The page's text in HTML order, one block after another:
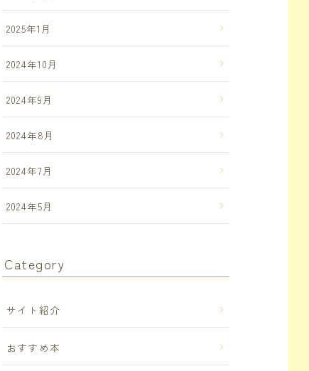
2025年1月
2024年10月
2024年9月
2024年8月
2024年7月
2024年5月
Category
サイト紹介
おすすめ本